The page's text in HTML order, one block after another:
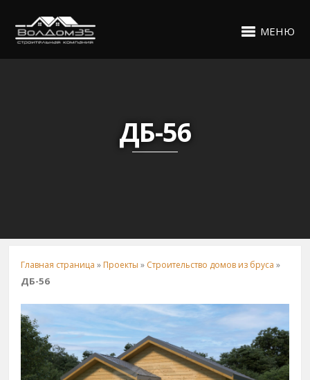
МЕНЮ
ДБ-56
Главная страница » Проекты » Строительство домов из бруса »
ДБ-56